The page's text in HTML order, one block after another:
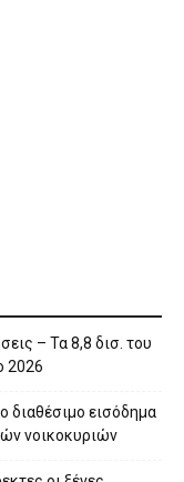
– Τα 8,8 δισ. του
2026
διαθέσιμο εισόδημα
νοικοκυριών